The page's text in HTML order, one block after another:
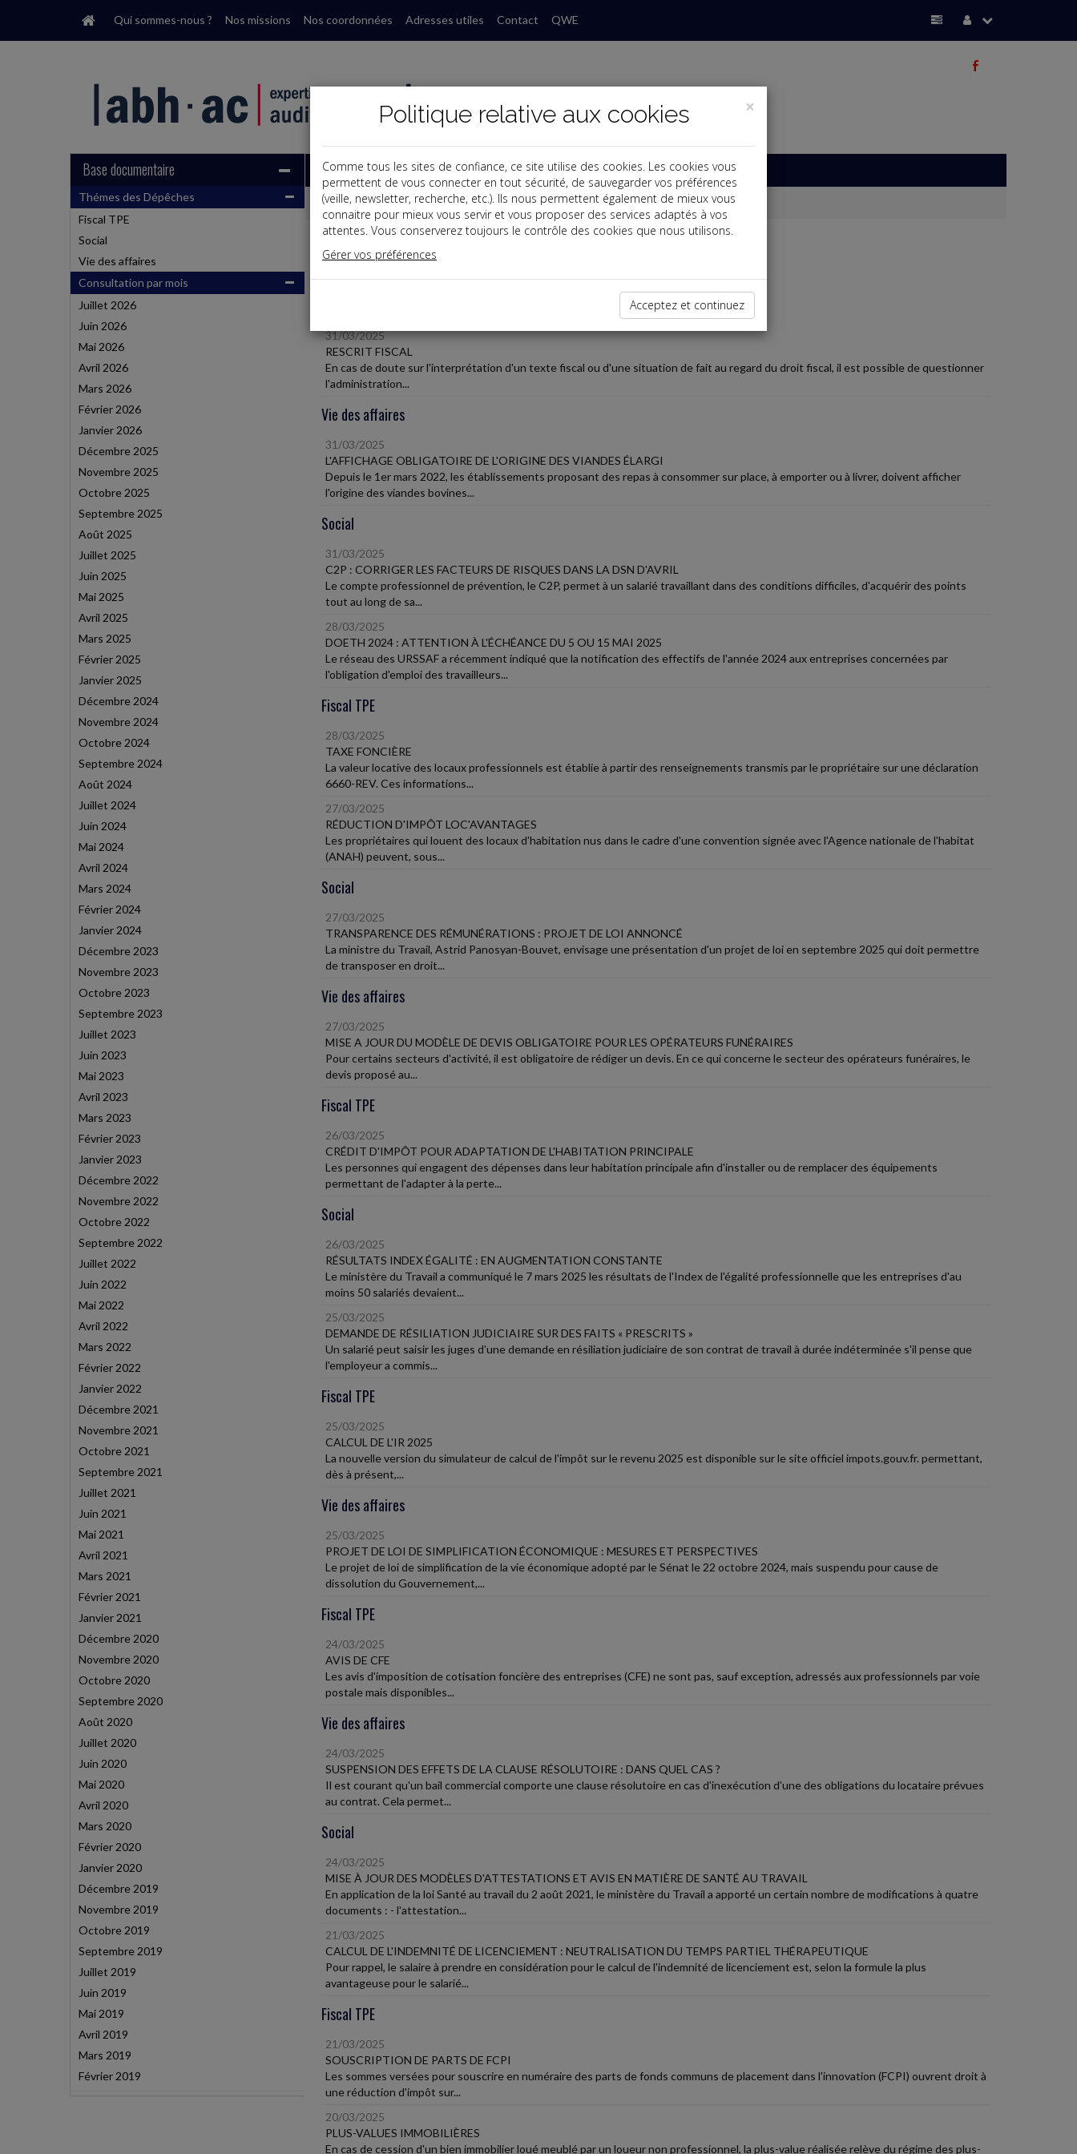
Qui sommes-nous ? Nos missions Nos coordonnées Adresses utiles Contact QWE
b
Base documentaire
Thémes des Dépêches
Fiscal TPE
Social
Vie des affaires
Consultation par mois
Juillet 2026
Juin 2026
Mai 2026
Avril 2026
Mars 2026
Février 2026
Janvier 2026
Décembre 2025
Novembre 2025
Octobre 2025
Septembre 2025
Août 2025
Juillet 2025
Juin 2025
Mai 2025
Avril 2025
Mars 2025
Février 2025
Janvier 2025
Décembre 2024
Novembre 2024
Octobre 2024
Septembre 2024
Août 2024
Juillet 2024
Juin 2024
Mai 2024
Avril 2024
Mars 2024
Février 2024
Janvier 2024
Décembre 2023
Novembre 2023
Octobre 2023
Septembre 2023
Juillet 2023
Juin 2023
Mai 2023
Avril 2023
Mars 2023
Février 2023
Janvier 2023
Décembre 2022
Novembre 2022
Octobre 2022
Septembre 2022
Juillet 2022
Juin 2022
Mai 2022
Avril 2022
Mars 2022
Février 2022
Janvier 2022
Décembre 2021
Novembre 2021
Octobre 2021
Septembre 2021
Juillet 2021
Juin 2021
Mai 2021
Avril 2021
Mars 2021
Février 2021
Janvier 2021
Décembre 2020
Novembre 2020
Octobre 2020
Septembre 2020
Août 2020
Juillet 2020
Juin 2020
Mai 2020
Avril 2020
Mars 2020
Février 2020
Janvier 2020
Décembre 2019
Novembre 2019
Octobre 2019
Septembre 2019
Juillet 2019
Juin 2019
Mai 2019
Avril 2019
Mars 2019
Février 2019
Dépêches
Liste des dernières dépêches
31/03/2025
RESCRIT FISCAL
En cas de doute sur l'interprétation d'un texte fiscal ou d'une situation de fait au regard du droit fiscal, il est possible de questionner
l'administration...
Vie des affaires
31/03/2025
L'AFFICHAGE OBLIGATOIRE DE L'ORIGINE DES VIANDES ÉLARGI
Depuis le 1er mars 2022, les établissements proposant des repas à consommer sur place, à emporter ou à livrer, doivent afficher
l'origine des viandes bovines...
Social
31/03/2025
C2P : CORRIGER LES FACTEURS DE RISQUES DANS LA DSN D'AVRIL
Le compte professionnel de prévention, le C2P, permet à un salarié travaillant dans des conditions difficiles, d'acquérir des points
tout au long de sa...
28/03/2025
DOETH 2024 : ATTENTION À L'ÉCHÉANCE DU 5 OU 15 MAI 2025
Le réseau des URSSAF a récemment indiqué que la notification des effectifs de l'année 2024 aux entreprises concernées par
l'obligation d'emploi des travailleurs...
Fiscal TPE
28/03/2025
TAXE FONCIÈRE
La valeur locative des locaux professionnels est établie à partir des renseignements transmis par le propriétaire sur une déclaration
6660-REV. Ces informations...
27/03/2025
RÉDUCTION D'IMPÔT LOC'AVANTAGES
Les propriétaires qui louent des locaux d'habitation nus dans le cadre d'une convention signée avec l'Agence nationale de l'habitat
(ANAH) peuvent, sous...
Social
27/03/2025
TRANSPARENCE DES RÉMUNÉRATIONS : PROJET DE LOI ANNONCÉ
La ministre du Travail, Astrid Panosyan-Bouvet, envisage une présentation d'un projet de loi en septembre 2025 qui doit permettre
de transposer en droit...
Vie des affaires
27/03/2025
MISE A JOUR DU MODÈLE DE DEVIS OBLIGATOIRE POUR LES OPÉRATEURS FUNÉRAIRES
Pour certains secteurs d'activité, il est obligatoire de rédiger un devis. En ce qui concerne le secteur des opérateurs funéraires, le
devis proposé au...
Fiscal TPE
26/03/2025
CRÉDIT D'IMPÔT POUR ADAPTATION DE L'HABITATION PRINCIPALE
Les personnes qui engagent des dépenses dans leur habitation principale afin d'installer ou de remplacer des équipements
permettant de l'adapter à la perte...
Social
26/03/2025
RÉSULTATS INDEX ÉGALITÉ : EN AUGMENTATION CONSTANTE
Le ministère du Travail a communiqué le 7 mars 2025 les résultats de l'Index de l'égalité professionnelle que les entreprises d'au
moins 50 salariés devaient...
25/03/2025
DEMANDE DE RÉSILIATION JUDICIAIRE SUR DES FAITS « PRESCRITS »
Un salarié peut saisir les juges d'une demande en résiliation judiciaire de son contrat de travail à durée indéterminée s'il pense que
l'employeur a commis...
Fiscal TPE
25/03/2025
CALCUL DE L'IR 2025
La nouvelle version du simulateur de calcul de l'impôt sur le revenu 2025 est disponible sur le site officiel impots.gouv.fr. permettant,
dès à présent,...
Vie des affaires
25/03/2025
PROJET DE LOI DE SIMPLIFICATION ÉCONOMIQUE : MESURES ET PERSPECTIVES
Le projet de loi de simplification de la vie économique adopté par le Sénat le 22 octobre 2024, mais suspendu pour cause de
dissolution du Gouvernement,...
Fiscal TPE
24/03/2025
AVIS DE CFE
Les avis d'imposition de cotisation foncière des entreprises (CFE) ne sont pas, sauf exception, adressés aux professionnels par voie
postale mais disponibles...
Vie des affaires
24/03/2025
SUSPENSION DES EFFETS DE LA CLAUSE RÉSOLUTOIRE : DANS QUEL CAS ?
Il est courant qu'un bail commercial comporte une clause résolutoire en cas d'inexécution d'une des obligations du locataire prévues
au contrat. Cela permet...
Social
24/03/2025
MISE À JOUR DES MODÈLES D'ATTESTATIONS ET AVIS EN MATIÈRE DE SANTÉ AU TRAVAIL
En application de la loi Santé au travail du 2 août 2021, le ministère du Travail a apporté un certain nombre de modifications à quatre
documents : - l'attestation...
21/03/2025
CALCUL DE L'INDEMNITÉ DE LICENCIEMENT : NEUTRALISATION DU TEMPS PARTIEL THÉRAPEUTIQUE
Pour rappel, le salaire à prendre en considération pour le calcul de l'indemnité de licenciement est, selon la formule la plus
avantageuse pour le salarié...
Fiscal TPE
21/03/2025
SOUSCRIPTION DE PARTS DE FCPI
Les sommes versées pour souscrire en numéraire des parts de fonds communs de placement dans l'innovation (FCPI) ouvrent droit à
une réduction d'impôt sur...
20/03/2025
PLUS-VALUES IMMOBILIÈRES
En cas de cession d'un bien immobilier loué meublé par un loueur non professionnel, la plus-value réalisée relève du régime des plus-
×
Politique relative aux cookies
Comme tous les sites de confiance, ce site utilise des cookies. Les cookies vous
permettent de vous connecter en tout sécurité, de sauvegarder vos préférences
(veille, newsletter, recherche, etc.). Ils nous permettent également de mieux vous
connaitre pour mieux vous servir et vous proposer des services adaptés à vos
attentes. Vous conserverez toujours le contrôle des cookies que nous utilisons.
Gérer vos préférences
Acceptez et continuez